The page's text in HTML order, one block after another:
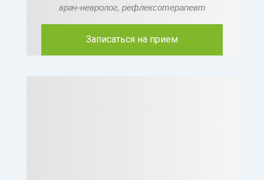
врач-невролог, рефлексотерапевт
Записаться на прием